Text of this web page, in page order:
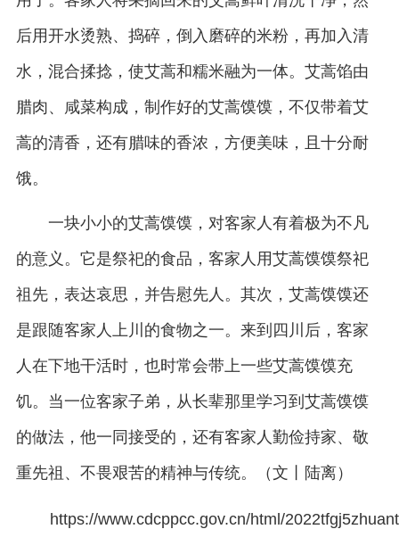
后用开水烫熟、捣碎，倒入磨碎的米粉，再加入清
水，混合揉捻，使艾蒿和糯米融为一体。艾蒿馅由
腊肉、咸菜构成，制作好的艾蒿馍馍，不仅带着艾
蒿的清香，还有腊味的香浓，方便美味，且十分耐
饿。
一块小小的艾蒿馍馍，对客家人有着极为不凡
的意义。它是祭祀的食品，客家人用艾蒿馍馍祭祀
祖先，表达哀思，并告慰先人。其次，艾蒿馍馍还
是跟随客家人上川的食物之一。来到四川后，客家
人在下地干活时，也时常会带上一些艾蒿馍馍充
饥。当一位客家子弟，从长辈那里学习到艾蒿馍馍
的做法，他一同接受的，还有客家人勤俭持家、敬
重先祖、不畏艰苦的精神与传统。（文丨陆离）
https://www.cdcppcc.gov.cn/html/